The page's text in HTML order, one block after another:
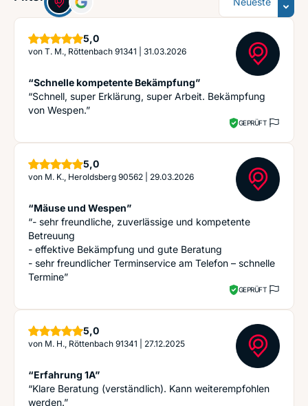
5,0Sterne
von T. M., Röttenbach 91341 31.03.2026
“Schnelle kompetente Bekämpfung”
“Schnell, super Erklärung, super Arbeit. Bekämpfung
von Wespen.”
GEPRÜFT
5,0Sterne
von M. K., Heroldsberg 90562 29.03.2026
“Mäuse und Wespen”
“- sehr freundliche, zuverlässige und kompetente
Betreuung
- effektive Bekämpfung und gute Beratung
- sehr freundlicher Terminservice am Telefon – schnelle
Termine”
GEPRÜFT
5,0Sterne
von M. H., Röttenbach 91341 27.12.2025
“Erfahrung 1A”
“Klare Beratung (verständlich). Kann weiterempfohlen
werden.”